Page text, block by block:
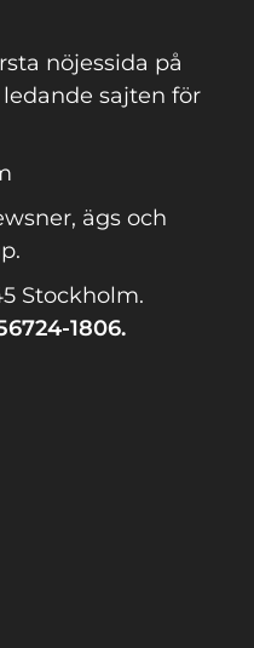
nöjessida på
sajten för
ägs och
Stockholm.
1806.